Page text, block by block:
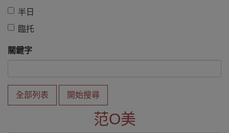
半日
臨托
關鍵字
全部列表 開始搜尋
范O美